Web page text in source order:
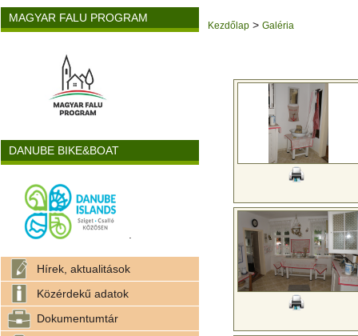
MAGYAR FALU PROGRAM
DANUBE BIKE&BOAT
Hírek, aktualitások
Közérdekű adatok
Dokumentumtár
Kezdőlap > Galéria